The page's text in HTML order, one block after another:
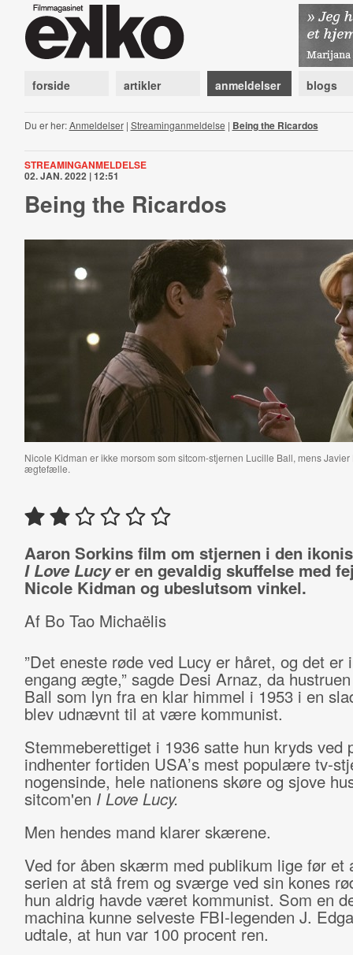
forside artikler anmeldelser blogs
Du er her:Anmeldelser| Streaminganmeldelse | Being the Ricardos
STREAMINGANMELDELSE
02. JAN. 2022 | 12:51
Being the Ricardos
Nicole Kidman er ikke morsom som sitcom-stjernen Lucille Ball, mens
ægtefælle.
Aaron Sorkins film om stjernen i den
I Love Lucyer en gevaldig skuffelse med
Nicole Kidman og ubeslutsom vinkel.
Af Bo Tao Michaëlis
”Det eneste røde ved Lucy er håret, og det er
engang ægte,” sagde Desi Arnaz, da
Ball som lyn fra en klar himmel i 1953 i en
blev udnævnt til at være kommunist.
Stemmeberettiget i 1936 satte hun kryds ved
indhenter fortiden USA’s mest populære tv-
nogensinde, hele nationens skøre og sjove
sitcom'en I Love Lucy.
Men hendes mand klarer skærene.
Ved for åben skærm med publikum lige før et
serien at stå frem og sværge ved sin kones
hun aldrig havde været kommunist. Som en
machina kunne selveste FBI-legenden J.
udtale, at hun var 100 procent ren.